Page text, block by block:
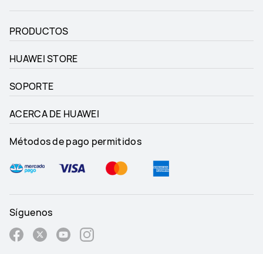
PRODUCTOS
HUAWEI STORE
SOPORTE
ACERCA DE HUAWEI
Métodos de pago permitidos
Síguenos